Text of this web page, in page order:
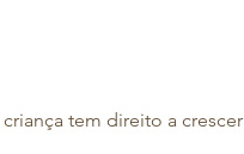
tem direito a crescer